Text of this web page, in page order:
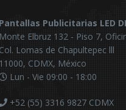
Pantallas Publicitarias LED
Monte Elbruz 132 - Piso 7,
Col. Lomas de Chapultepec lll
11000, CDMX, México
Lun - Vie 09:00 - 18:00
+52 (55) 3316 9827 CDMX